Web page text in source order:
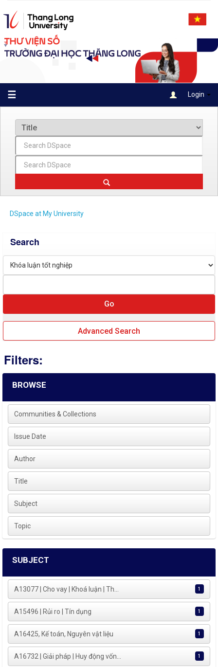
navigation
☰ Login
DSpace at My University
Search
Advanced Search
Filters:
BROWSE
Communities & Collections
Issue Date
Author
Title
Subject
Topic
SUBJECT
A13077 | Cho vay | Khoá luận | Th... 1
A15496 | Rủi ro | Tín dụng 1
A16425, Kế toán, Nguyên vật liệu 1
A16732 | Giải pháp | Huy động vốn... 1